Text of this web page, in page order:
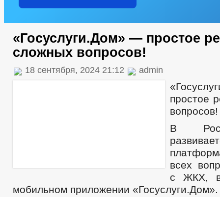
«Госуслуги.Дом» — простое
сложных вопросов!
18 сентября, 2024 21:12 admin
простое
вопросов!
В
всех
с ЖКХ,
мобильном приложении «Госуслуги.Дом».